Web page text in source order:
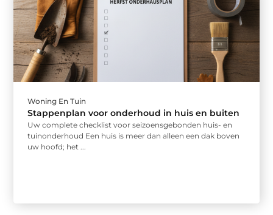
Woning En Tuin
Stappenplan voor onderhoud in huis en buiten
Uw complete checklist voor seizoensgebonden huis- en
tuinonderhoud Een huis is meer dan alleen een dak boven
uw hoofd; het ...